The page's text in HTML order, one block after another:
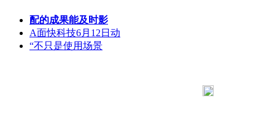
配的成果能及时影
A面快科技6月12日动
“不只是使用场景